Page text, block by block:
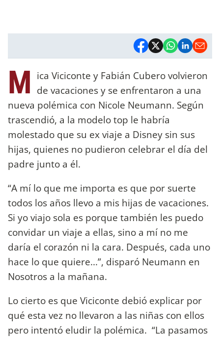
M ica Viciconte y Fabián Cubero volvieron
de vacaciones y se enfrentaron a una
nueva polémica con Nicole Neumann. Según
trascendió, a la modelo top le habría
molestado que su ex viaje a Disney sin sus
hijas, quienes no pudieron celebrar el día del
padre junto a él.
“A mí lo que me importa es que por suerte
todos los años llevo a mis hijas de vacaciones.
Si yo viajo sola es porque también les puedo
convidar un viaje a ellas, sino a mí no me
daría el corazón ni la cara. Después, cada uno
hace lo que quiere...”, disparó Neumann en
Nosotros a la mañana.
Lo cierto es que Viciconte debió explicar por
qué esta vez no llevaron a las niñas con ellos
pero intentó eludir la polémica. “La pasamos